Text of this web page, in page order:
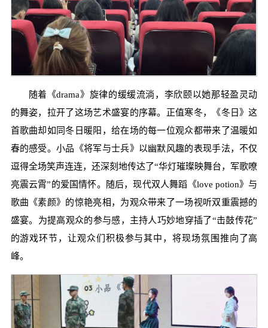
随着《drama》旋律的缓缓流淌，李欣颐以她那轻盈灵动
的舞姿，拉开了这场艺术盛宴的序幕。正值寒冬，《冬日》这
首歌曲却如同冬日暖阳，给在场的每一位观众都带来了温暖如
春的感受。小品《将军与士兵》以幽默风趣的表现手法，不仅
逗得全场笑声连连，还深刻地传达了“华灯璀璨映舞台，军歌嘹
亮震云霄”的爱国情怀。随后，现代双人舞蹈《love potion》与
歌曲《素颜》的惊艳亮相，为观众带来了一场视听双重震撼的
盛宴。为提高观众的参与感，主持人巧妙地穿插了“击鼓传花”
的游戏环节，让观众们积极参与其中，将现场氛围推向了高
峰。